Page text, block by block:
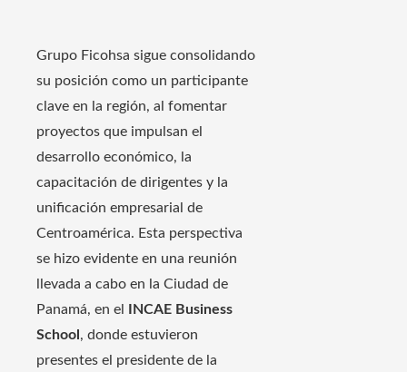
Grupo Ficohsa sigue consolidando
su posición como un participante
clave en la región, al fomentar
proyectos que impulsan el
desarrollo económico, la
capacitación de dirigentes y la
unificación empresarial de
Centroamérica. Esta perspectiva
se hizo evidente en una reunión
llevada a cabo en la Ciudad de
Panamá, en el
INCAE Business
School , donde estuvieron
presentes el presidente de la